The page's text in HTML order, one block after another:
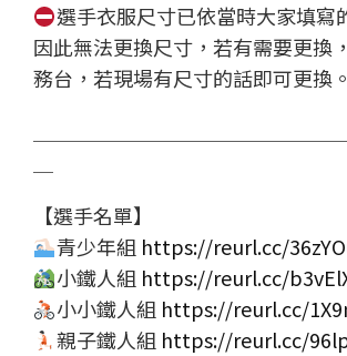
選手衣服尺寸已依當時大家填寫
因此無法更換尺寸，若有需要更換
務台，若現場有尺寸的話即可更換。
【選手名單】
青少年組 https://reurl.cc/
小鐵人組 https://reurl.cc/
小小鐵人組 https://reurl.cc/
親子鐵人組 https://reurl.cc/